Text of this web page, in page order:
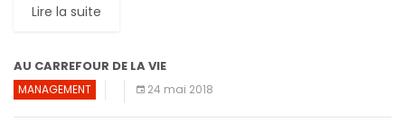
Lire la suite
AU CARREFOUR DE LA VIE
MANAGEMENT 24 mai 2018